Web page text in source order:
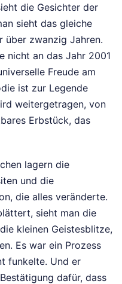
die Gesichter der
sieht das gleiche
über zwanzig Jahren.
nicht an das Jahr 2001
Freude am
ist zur Legende
weitergetragen, von
Erbstück, das
lagern die
und die
die alles veränderte.
sieht man die
kleinen Geistesblitze,
Es war ein Prozess
funkelte. Und er
dafür, dass